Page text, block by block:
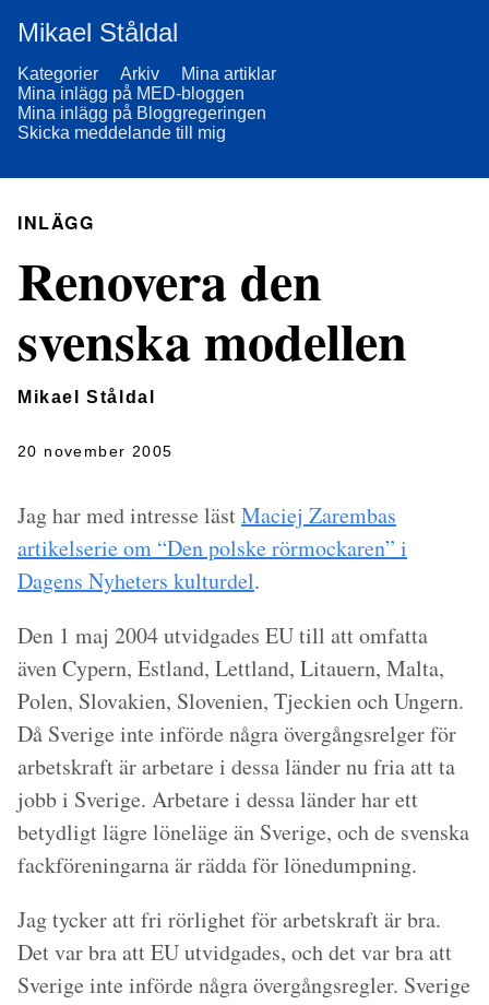
Mikael Ståldal
Kategorier Arkiv
Mina artiklar
Mina inlägg på MED-bloggen
Mina inlägg på Bloggregeringen
Skicka meddelande till mig
INLÄGG
Renovera den
svenska modellen
Mikael Ståldal
20 november 2005
Jag har med intresse lästMaciej Zarembas
artikelserie om “Den polske rörmockaren” i
Dagens Nyheters kulturdel.
Den 1 maj 2004 utvidgades EU till att omfatta
även Cypern, Estland, Lettland, Litauern, Malta,
Polen, Slovakien, Slovenien, Tjeckien och Ungern.
Då Sverige inte införde några övergångsrelger för
arbetskraft är arbetare i dessa länder nu fria att ta
jobb i Sverige. Arbetare i dessa länder har ett
betydligt lägre löneläge än Sverige, och de svenska
fackföreningarna är rädda för lönedumpning.
Jag tycker att fri rörlighet för arbetskraft är bra.
Det var bra att EU utvidgades, och det var bra att
Sverige inte införde några övergångsregler. Sverige